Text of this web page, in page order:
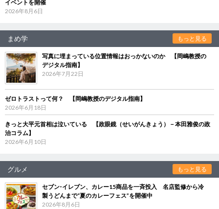
イベントを開催
2026年8月6日
まめ学 もっと見る
写真に埋まっている位置情報はおっかないのか 【岡嶋教授の
デジタル指南】
2026年7月22日
ゼロトラストって何？ 【岡嶋教授のデジタル指南】
2026年6月18日
きっと大平元首相は泣いている 【政眼鏡（せいがんきょう）－本田雅俊の政
治コラム】
2026年6月10日
グルメ もっと見る
セブン‐イレブン、カレー15商品を一斉投入 名店監修から冷
製うどんまで“夏のカレーフェス”を開催中
2026年8月6日